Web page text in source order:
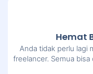
Hemat
Anda tidak perlu lagi
freelancer. Semua